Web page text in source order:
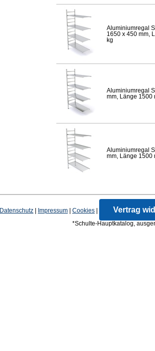
Aluminiumregal
1650 x 450 mm,
kg
Aluminiumregal
mm, Länge 1500
Aluminiumregal
mm, Länge 1500
Datenschutz Impressum Cookies Vertrag
*Schulte-Hauptkatalog,